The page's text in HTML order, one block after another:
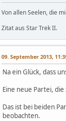
Von allen Seelen, die
Zitat aus Star Trek II.
09. September 2013,
Na ein Glück, dass
Eine neue Partei,
Das ist bei beiden
beobachten.